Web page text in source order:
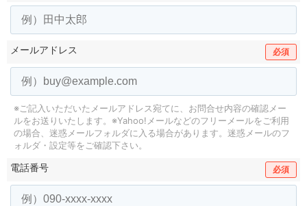
メールアドレス 必須
※ご記入いただいたメールアドレス宛てに、お問合せ内容の確認メー
ルをお送りいたします。 ※Yahoo!メールなどのフリーメールをご利用
の場合、迷惑メールフォルダに入る場合があります。 迷惑メールのフ
ォルダ・設定等をご確認下さい。
電話番号 必須